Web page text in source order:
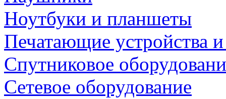
Ноутбуки и планшеты
Печатающие устройства
Спутниковое
Сетевое оборудование